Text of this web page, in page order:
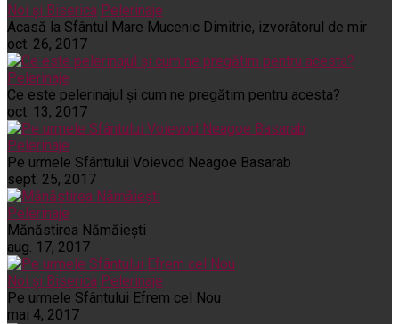
Noi și Biserica Pelerinaje
Acasă la Sfântul Mare Mucenic Dimitrie, izvorâtorul de mir
oct. 26, 2017
Pelerinaje
Ce este pelerinajul şi cum ne pregătim pentru acesta?
oct. 13, 2017
Pelerinaje
Pe urmele Sfântului Voievod Neagoe Basarab
sept. 25, 2017
Pelerinaje
Mănăstirea Nămăiești
aug. 17, 2017
Noi și Biserica Pelerinaje
Pe urmele Sfântului Efrem cel Nou
mai 4, 2017